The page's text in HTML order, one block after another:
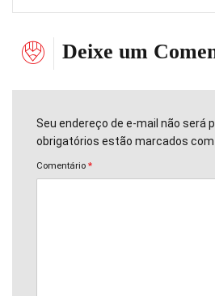
Deixe um
Seu endereço de e-mail não será
obrigatórios estão marcados
Comentário *